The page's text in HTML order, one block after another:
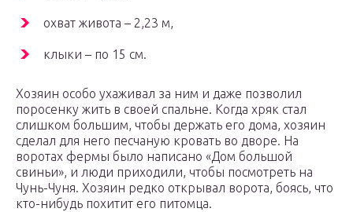
охват живота – 2,23 м,
клыки – по 15 см.
Хозяин особо ухаживал за ним и даже позволил
поросенку жить в своей спальне. Когда хряк стал
слишком большим, чтобы держать его дома, хозяин
сделал для него песчаную кровать во дворе. На
воротах фермы было написано «Дом большой
свиньи», и люди приходили, чтобы посмотреть на
Чунь-Чуня. Хозяин редко открывал ворота, боясь, что
кто-нибудь похитит его питомца.